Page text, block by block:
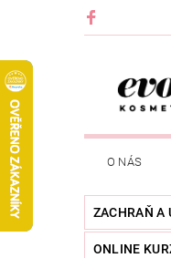
O NÁS
ZACHRAŇ A
ONLINE